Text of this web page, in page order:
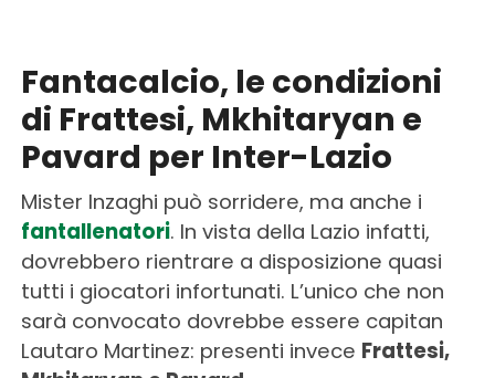
Fantacalcio, le condizioni
di Frattesi, Mkhitaryan e
Pavard per Inter-Lazio
Mister Inzaghi può sorridere, ma anche i
fantallenatori. In vista della Lazio infatti,
dovrebbero rientrare a disposizione quasi
tutti i giocatori infortunati. L’unico che non
sarà convocato dovrebbe essere capitan
Lautaro Martinez: presenti invece Frattesi,